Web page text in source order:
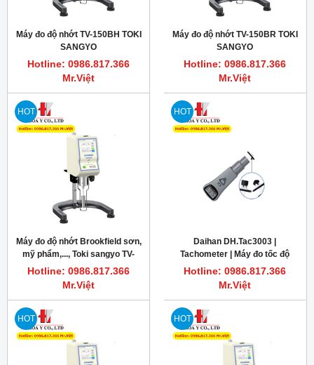
Máy đo độ nhớt TV-150BH TOKI
SANGYO
Hotline: 0986.817.366
Mr.Việt
Máy đo độ nhớt TV-150BR TOKI
SANGYO
Hotline: 0986.817.366
Mr.Việt
HOT
Máy đo độ nhớt Brookfield sơn,
mỹ phẩm,..., Toki sangyo TV-
150BU
Hotline: 0986.817.366
Mr.Việt
HOT
Daihan DH.Tac3003 |
Tachometer | Máy đo tốc độ
vòng quay TAC3
Hotline: 0986.817.366
Mr.Việt
HOT HOT